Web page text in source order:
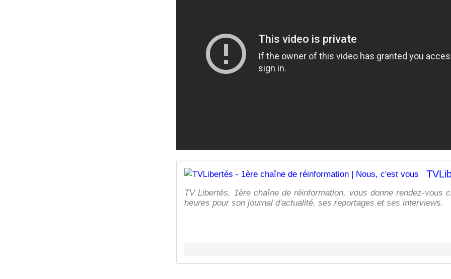
TV Libertés, 1ère chaîne de réinformation, vous donne rendez-vous
heures pour son journal d'actualité, ses reportages et ses interviews.